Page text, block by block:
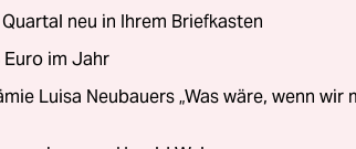
neu in Ihrem Briefkasten
Euro im Jahr
Luisa Neubauers „Was wäre, wenn wir